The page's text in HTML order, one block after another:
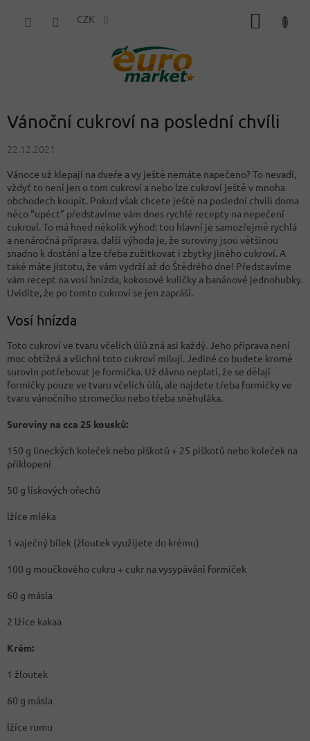
CZK
Vánoční cukroví na poslední chvíli
22.12.2021
Vánoce už klepají na dveře a vy ještě nemáte napečeno? To nevadí,
vždyť to není jen o tom cukroví a nebo lze cukroví ještě v mnoha
obchodech koupit. Pokud však chcete ještě na poslední chvíli doma
něco “upéct” představíme vám dnes rychlé recepty na nepečení
cukroví. To má hned několik výhod: tou hlavní je samozřejmě rychlá
a nenáročná příprava, další výhoda je, že suroviny jsou většinou
snadno k dostání a lze třeba zužitkovat i zbytky jiného cukroví. A
také máte jistotu, že vám vydrží až do Štědrého dne! Představíme
vám recept na vosí hnízda, kokosové kuličky a banánové jednohubky.
Uvidíte, že po tomto cukroví se jen zapráší.
Vosí hnízda
Toto cukroví ve tvaru včelích úlů zná asi každý. Jeho příprava není
moc obtížná a všichni toto cukroví milují. Jediné co budete kromě
surovin potřebovat je formička. Už dávno neplatí, že se dělají
formičky pouze ve tvaru včelích úlů, ale najdete třeba formičky ve
tvaru vánočního stromečku nebo třeba sněhuláka.
Suroviny na cca 25 kousků:
150 g lineckých koleček nebo piškotů + 25 piškotů nebo koleček na
přiklopení
50 g lískových ořechů
lžíce mléka
1 vaječný bílek (žloutek využijete do krému)
100 g moučkového cukru + cukr na vysypávání formiček
60 g másla
2 lžíce kakaa
Krém:
1 žloutek
60 g másla
lžíce rumu